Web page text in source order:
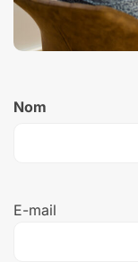
Nom
Nom
E-
E-mail